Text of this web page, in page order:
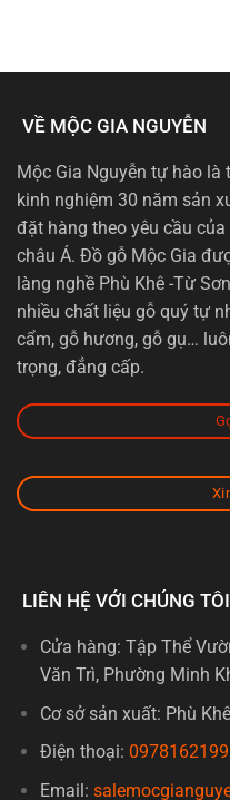
VỀ MỘC GIA NGUYỄN
Mộc Gia Nguyễn tự hào
kinh nghiệm 30 năm sản
đặt hàng theo yêu cầu
châu Á. Đồ gỗ Mộc Gia
làng nghề Phù Khê -Từ
nhiều chất liệu gỗ quý tự
cẩm, gỗ hương, gỗ gụ…
trọng, đẳng cấp.
LIÊN HỆ VỚI CHÚNG TÔI
Cửa hàng: Tập Thể
Văn Trì, Phường Minh
Cơ sở sản xuất: Phù
Điện thoại: 0978162199
Email: